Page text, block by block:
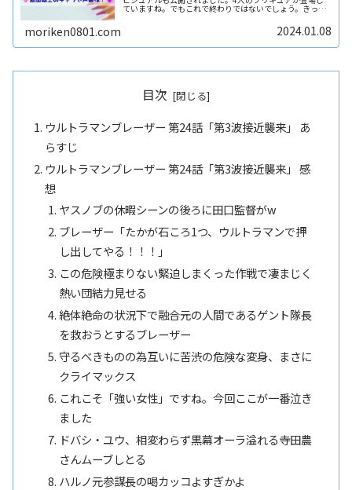
ていますね。でもこれで終わりではないでしょう。きっと
名前や声を担当する声優さんにつReadMore...
moriken0801.com 2024.01.08
目次
ウルトラマンブレーザー 第24話「第3波接近襲来」 あ
らすじ
ウルトラマンブレーザー 第24話「第3波接近襲来」 感
想
ヤスノブの休暇シーンの後ろに田口監督がw
ブレーザー「たかが石ころ1つ、ウルトラマンで押
し出してやる！！！」
この危険極まりない緊迫しまくった作戦で凄まじく
熱い団結力見せる
絶体絶命の状況下で融合元の人間であるゲント隊長
を救おうとするブレーザー
守るべきものの為互いに苦渋の危険な変身、まさに
クライマックス
これこそ「強い女性」ですね。今回ここが一番泣き
ました
ドバシ・ユウ、相変わらず黒幕オーラ溢れる寺田農
さんムーブしとる
ハルノ元参謀長の喝カッコよすぎかよ